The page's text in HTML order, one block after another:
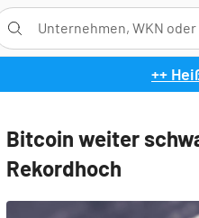
++
Bitcoin weiter
Rekordhoch